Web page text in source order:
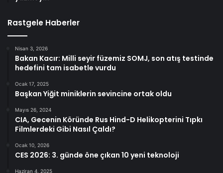
Rastgele Haberler
Nisan 3, 2026
Bakan Kacır: Milli seyir füzemiz SOMJ, son atış testinde
hedefini tam isabetle vurdu
Ocak 17, 2025
Başkan Yiğit miniklerin sevincine ortak oldu
Mayıs 26, 2024
CIA, Gecenin Köründe Rus Hind-D Helikopterini Tıpkı
Filmlerdeki Gibi Nasıl Çaldı?
Ocak 10, 2026
CES 2026: 3. günde öne çıkan 10 yeni teknoloji
Haziran 4, 2025